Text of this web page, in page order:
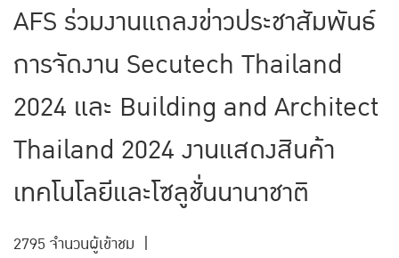
AFS ร่วมงานแถลงข่าวประชาสัมพันธ์
การจัดงาน Secutech Thailand
2024 และ Building and Architect
Thailand 2024 งานแสดงสินค้า
เทคโนโลยีและโซลูชั่นนานาชาติ
2795 จำนวนผู้เข้าชม |